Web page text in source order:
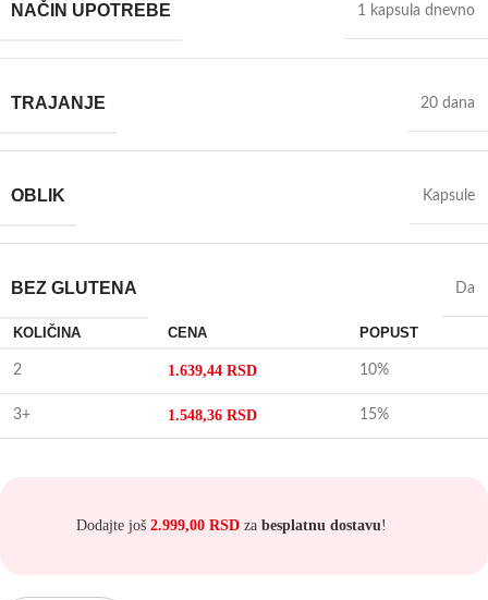
NAČIN UPOTREBE 1 kapsula dnevno
TRAJANJE 20 dana
OBLIK Kapsule
BEZ GLUTENA Da
KOLIČINA CENA POPUST
2 1.639,44 RSD 10%
3+ 1.548,36 RSD 15%
Dodajte još 2.999,00 RSD za besplatnu dostavu!